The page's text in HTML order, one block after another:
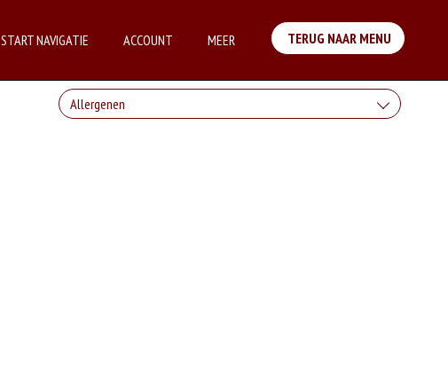
START NAVIGATIE ACCOUNT MEER TERUG NAAR MENU
Allergenen